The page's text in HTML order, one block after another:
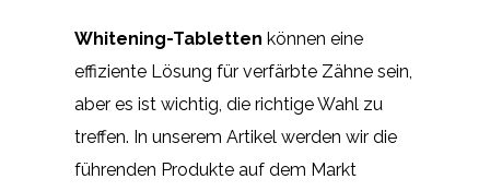
Whitening-Tabletten können eine
effiziente Lösung für verfärbte Zähne sein,
aber es ist wichtig, die richtige Wahl zu
treffen. In unserem Artikel werden wir die
führenden Produkte auf dem Markt